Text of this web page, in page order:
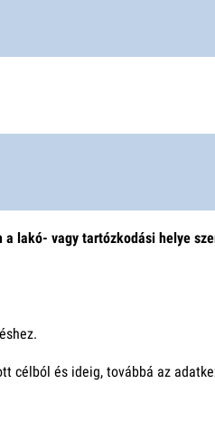
a lakó- vagy tartózkodási helye
célból és ideig, továbbá az